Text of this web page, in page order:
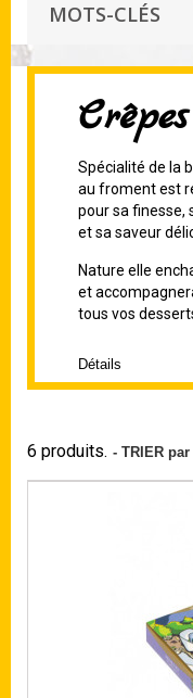
MOTS-CLÉS
Spécialité de la
au froment est
pour sa finesse,
et sa saveur
Nature elle
et
tous vos
Détails
6 produits. - TRIER par